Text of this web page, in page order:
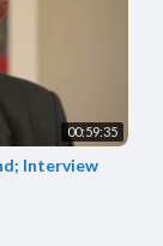
00:59:35